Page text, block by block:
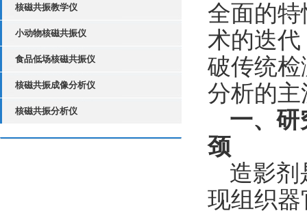
核磁共振教学仪
小动物核磁共振仪
食品低场核磁共振仪
核磁共振成像分析仪
核磁共振分析仪
全面的
术的迭
破传统
分析的
一、研
颈
造影剂
现组织